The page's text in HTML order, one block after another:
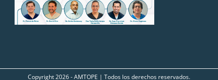
Copyright2026 - AMTOPE | Todos los derechos reservados.